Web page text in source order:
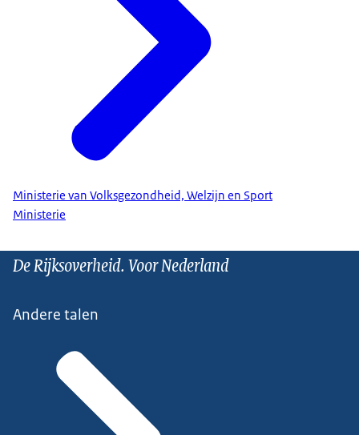
Ministerie van Volksgezondheid, Welzijn en Sport
Ministerie
De Rijksoverheid. Voor Nederland
Andere talen